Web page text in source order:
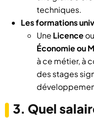
techniques.
Les formations
Une Licence
Économie ou
à ce métier, à
des stages
3. Quel